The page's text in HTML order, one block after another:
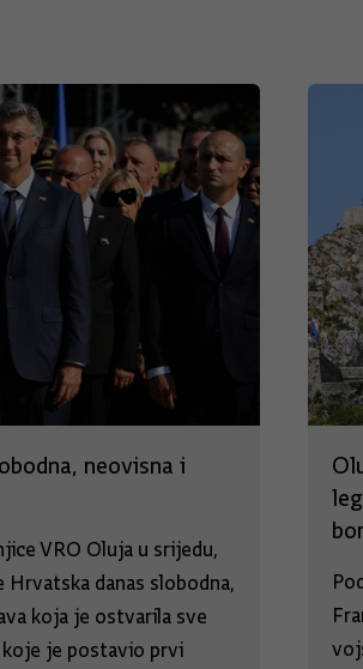
neovisna i
VRO Oluja u srijedu,
danas slobodna,
koja je ostvarila sve
je postavio prvi